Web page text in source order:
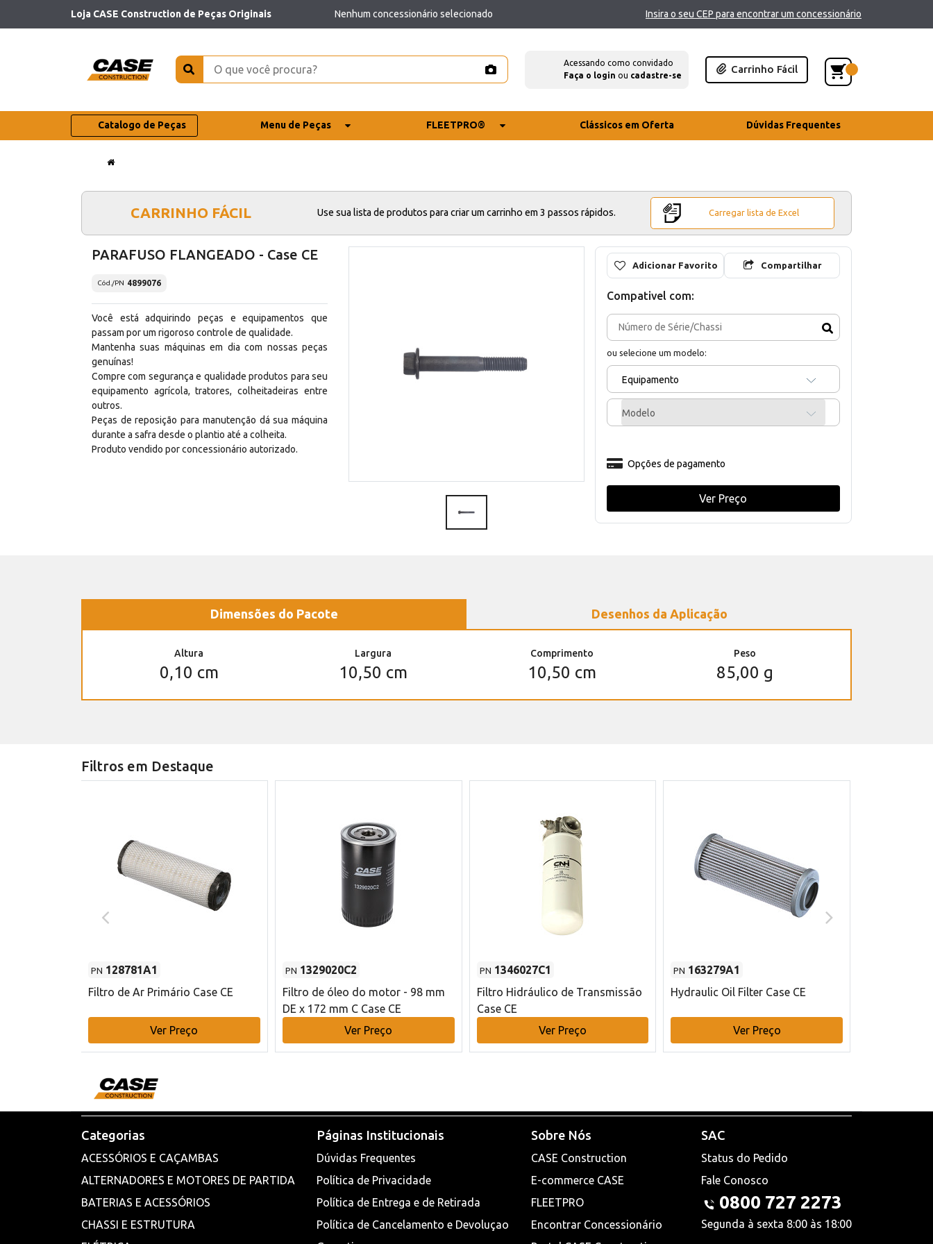
Loja CASE Construction de Peças Originais Nenhum concessionário selecionado Insira o seu CEP para encontrar um concessionário
Acessando como convidado
Faça o login ou cadastre-se
Carrinho Fácil
Catalogo de Peças Menu de Peças FLEETPRO® Clássicos em Oferta Dúvidas Frequentes
CARRINHO FÁCIL Use sua lista de produtos para criar um carrinho em 3 passos rápidos. Carregar lista de Excel
PARAFUSO FLANGEADO - Case CE
Cód./PN 4899076
Você está adquirindo peças e equipamentos que
passam por um rigoroso controle de qualidade.
Mantenha suas máquinas em dia com nossas peças
genuínas!
Compre com segurança e qualidade produtos para seu
equipamento agrícola, tratores, colheitadeiras entre
outros.
Peças de reposição para manutenção dá sua máquina
durante a safra desde o plantio até a colheita.
Produto vendido por concessionário autorizado.
Adicionar Favorito Compartilhar
Compativel com:
ou selecione um modelo:
Equipamento
Modelo
Opções de pagamento
Ver Preço
Dimensões do Pacote Desenhos da Aplicação
Altura
0,10 cm
Largura
10,50 cm
Comprimento
10,50 cm
Peso
85,00 g
Filtros em Destaque
PN 128781A1
Filtro de Ar Primário Case CE
Ver Preço
PN 1329020C2
Filtro de óleo do motor - 98 mm
DE x 172 mm C Case CE
Ver Preço
PN 1346027C1
Filtro Hidráulico de Transmissão
Case CE
Ver Preço
PN 163279A1
Hydraulic Oil Filter Case CE
Ver Preço
Categorias
ACESSÓRIOS E CAÇAMBAS
ALTERNADORES E MOTORES DE PARTIDA
BATERIAS E ACESSÓRIOS
CHASSI E ESTRUTURA
Páginas Institucionais
Dúvidas Frequentes
Política de Privacidade
Política de Entrega e de Retirada
Política de Cancelamento e Devoluçao
Sobre Nós
CASE Construction
E-commerce CASE
FLEETPRO
Encontrar Concessionário
SAC
Status do Pedido
Fale Conosco
0800 727 2273
Segunda à sexta 8:00 às 18:00